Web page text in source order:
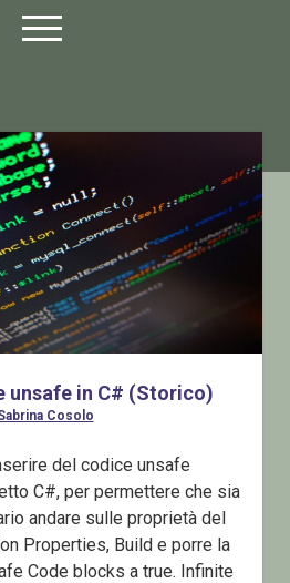
open
menu
Home
Chi sono
Contatto
unsafe in C# (Storico)
Cosolo
del codice unsafe
C#, per permettere che sia
andare sulle proprietà del
Properties, Build e porre la
Code blocks a true. Infinite